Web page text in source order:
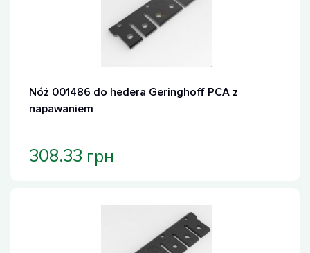
Nóż 001486 do hedera Geringhoff PCA z
napawaniem
308.33 грн